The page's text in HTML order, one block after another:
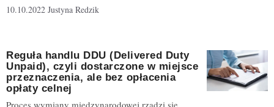
10.10.2022 Justyna Redzik
Reguła handlu DDU (Delivered Duty
Unpaid), czyli dostarczone w miejsce
przeznaczenia, ale bez opłacenia
opłaty celnej
Proces wymiany międzynarodowej rządzi się